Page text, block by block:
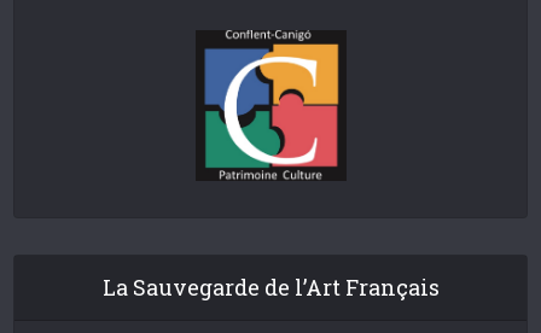
La Sauvegarde de l’Art Français